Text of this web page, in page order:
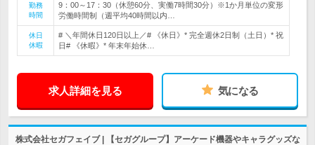
勤務
時間
9：00～17：30（休憩60分、実働7時間30分）※1か月単位の変形
労働時間制（週平均40時間以内…
休日
休暇
# ＼年間休日120日以上／# 《休日》* 完全週休2日制（土日）* 祝
日# 《休暇》* 年末年始休…
求人詳細を見る 気になる
株式会社セガフェイブ | 【セガグループ】アーケード機器やキャラグッズな